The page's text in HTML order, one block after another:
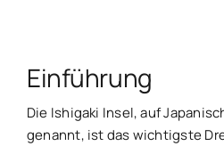
Einführung
Die Ishigaki Insel, auf
genannt, ist das wichtigste